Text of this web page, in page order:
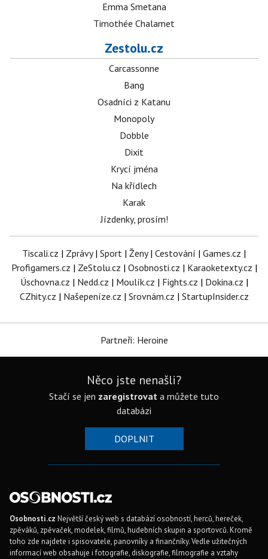
Emma Smetana
Timothée Chalamet
Zestolu.cz
Carcassonne
Bang
Osadníci z Katanu
Monopoly
Dobble
Dixit
Krycí jména
Na křídlech
Karak
Jízdenky, prosím!
Tiscali.cz | Zprávy| Sport | Ženy| Cestování | Games.cz |
Profigamers.cz | ZeStolu.cz | Osobnosti.cz | Karaoketexty.cz |
Úschovna.cz | Nedd.cz | Moulík.cz | Fights.cz | Dokina.cz |
CZhity.cz | Našepeníze.cz | Srovnám.cz | StartupInsider.cz
Partneři: Heroine
Něco jste nenašli?
Stačí se jen zaregistrovat a můžete tuto
databázi
DOPLNIT
Osobnosti.cz Největší český web s databází osobností, herců, hereček,
zpěváků, zpěvaček, modelek, filmů, hudebních skupin a sportovců. Kromě
toho zde najdete i spisovatele, panovníky a finančníky. Vedle užitečných
informací web obsahuje i fotografie, diskografie, filmografie a vztahy